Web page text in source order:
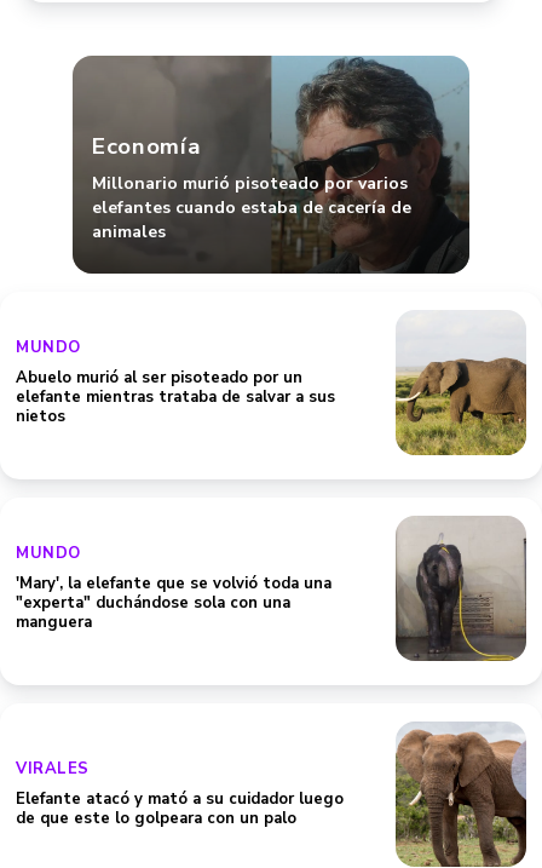
Economía
Millonario murió pisoteado por varios
elefantes cuando estaba de cacería de
animales
MUNDO
Abuelo murió al ser pisoteado por un
elefante mientras trataba de salvar a sus
nietos
MUNDO
'Mary', la elefante que se volvió toda una
"experta" duchándose sola con una
manguera
VIRALES
Elefante atacó y mató a su cuidador luego
de que este lo golpeara con un palo